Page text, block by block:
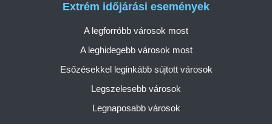
Extrém időjárási események
A legforróbb városok most
A leghidegebb városok most
Esőzésekkel leginkább sújtott városok
Legszelesebb városok
Legnaposabb városok